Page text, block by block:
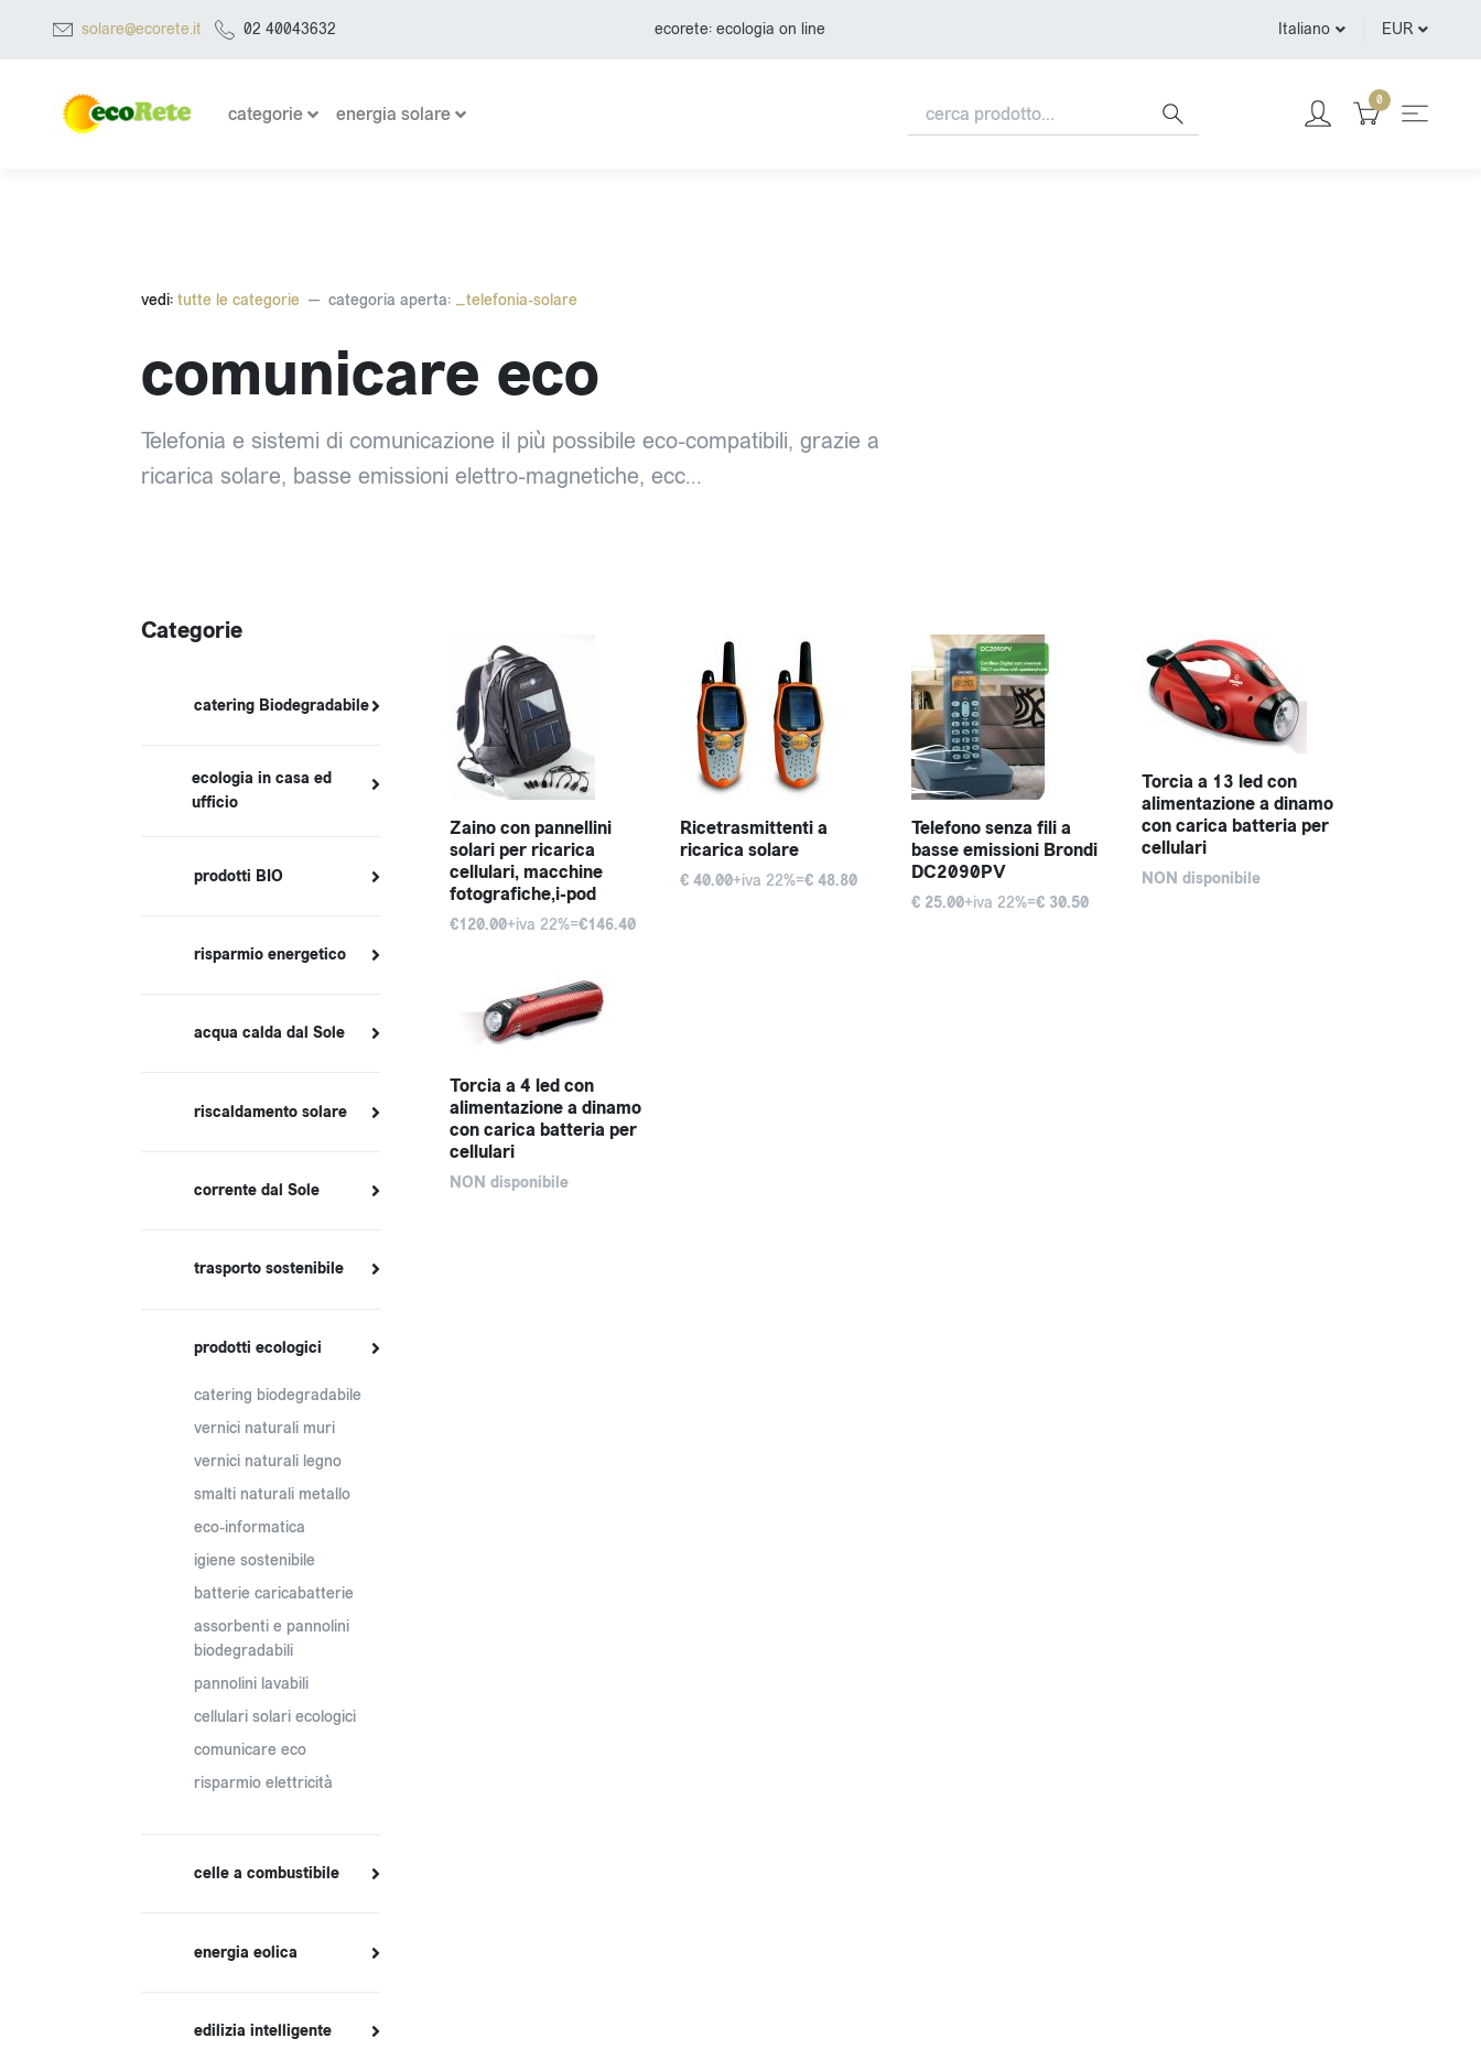
solare@ecorete.it 02 40043632 ecorete: ecologia on line Italiano EUR
categorie energia solare
0
vedi: tutte le categorie categoria aperta: _telefonia-solare
comunicare eco
Telefonia e sistemi di comunicazione il più possibile eco-compatibili, grazie a
ricarica solare, basse emissioni elettro-magnetiche, ecc...
Zaino con pannellini
solari per ricarica
cellulari, macchine
fotografiche,i-pod
€120.00+iva 22%=€146.40
Ricetrasmittenti a
ricarica solare
€ 40.00+iva 22%=€ 48.80
Telefono senza fili a
basse emissioni Brondi
DC2090PV
€ 25.00+iva 22%=€ 30.50
Torcia a 13 led con
alimentazione a dinamo
con carica batteria per
cellulari
NON disponibile
Torcia a 4 led con
alimentazione a dinamo
con carica batteria per
cellulari
NON disponibile
Categorie
catering Biodegradabile
ecologia in casa ed
ufficio
prodotti BIO
risparmio energetico
acqua calda dal Sole
riscaldamento solare
corrente dal Sole
trasporto sostenibile
prodotti ecologici
catering biodegradabile
vernici naturali muri
vernici naturali legno
smalti naturali metallo
eco-informatica
igiene sostenibile
batterie caricabatterie
assorbenti e pannolini
biodegradabili
pannolini lavabili
cellulari solari ecologici
comunicare eco
risparmio elettricità
celle a combustibile
energia eolica
edilizia intelligente